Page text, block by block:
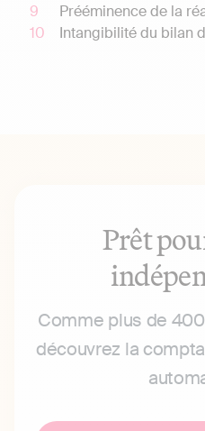
Prééminence de la
Intangibilité du bilan
Prêt
Comme plus de
découvrez la